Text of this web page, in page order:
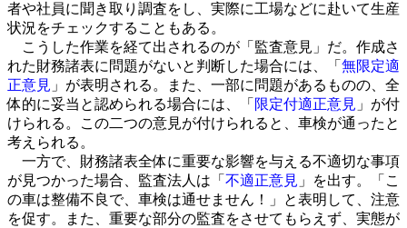
者や社員に聞き取り調査をし、実際に工場などに赴いて生産
状況をチェックすることもある。
こうした作業を経て出されるのが「監査意見」だ。作成さ
れた財務諸表に問題がないと判断した場合には、「 無限定適
正意見 」が表明される。また、一部に問題があるものの、全
体的に妥当と認められる場合には、「 限定付適正意見 」が付
けられる。この二つの意見が付けられると、車検が通ったと
考えられる。
一方で、財務諸表全体に重要な影響を与える不適切な事項
が見つかった場合、監査法人は「 不適正意見 」を出す。「こ
の車は整備不良で、車検は通せません！」と表明して、注意
を促す。また、重要な部分の監査をさせてもらえず、実態が